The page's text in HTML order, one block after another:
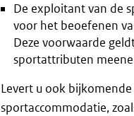
De exploitant van de
voor het beoefenen
Deze voorwaarde
sportattributen
Levert u ook
sportaccommodatie,